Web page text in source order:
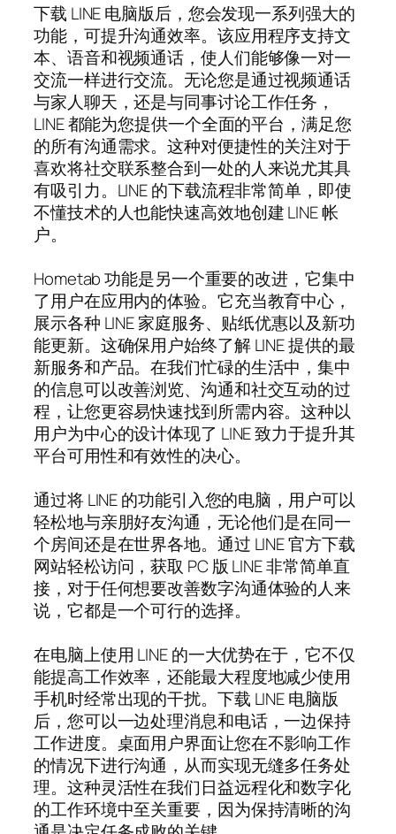
下载 LINE 电脑版后，您会发现一系列强大的
功能，可提升沟通效率。该应用程序支持文
本、语音和视频通话，使人们能够像一对一
交流一样进行交流。无论您是通过视频通话
与家人聊天，还是与同事讨论工作任务，
LINE 都能为您提供一个全面的平台，满足您
的所有沟通需求。这种对便捷性的关注对于
喜欢将社交联系整合到一处的人来说尤其具
有吸引力。LINE 的下载流程非常简单，即使
不懂技术的人也能快速高效地创建 LINE 帐
户。
Hometab 功能是另一个重要的改进，它集中
了用户在应用内的体验。它充当教育中心，
展示各种 LINE 家庭服务、贴纸优惠以及新功
能更新。这确保用户始终了解 LINE 提供的最
新服务和产品。在我们忙碌的生活中，集中
的信息可以改善浏览、沟通和社交互动的过
程，让您更容易快速找到所需内容。这种以
用户为中心的设计体现了 LINE 致力于提升其
平台可用性和有效性的决心。
通过将 LINE 的功能引入您的电脑，用户可以
轻松地与亲朋好友沟通，无论他们是在同一
个房间还是在世界各地。通过 LINE 官方下载
网站轻松访问，获取 PC 版 LINE 非常简单直
接，对于任何想要改善数字沟通体验的人来
说，它都是一个可行的选择。
在电脑上使用 LINE 的一大优势在于，它不仅
能提高工作效率，还能最大程度地减少使用
手机时经常出现的干扰。下载 LINE 电脑版
后，您可以一边处理消息和电话，一边保持
工作进度。桌面用户界面让您在不影响工作
的情况下进行沟通，从而实现无缝多任务处
理。这种灵活性在我们日益远程化和数字化
的工作环境中至关重要，因为保持清晰的沟